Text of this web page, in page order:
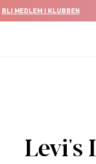
BLI MEDLEM I KLUBBEN
Levi's